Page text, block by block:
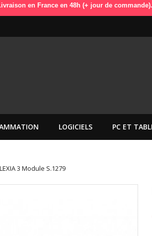
France en 48h (+ jour de commande). Mondial
LOGICIELS PC ET
LEXIA 3 Module S.1279